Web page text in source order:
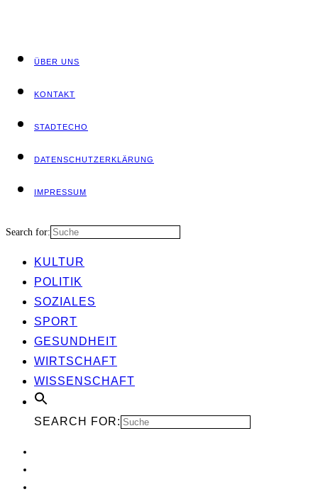
ÜBER UNS
KON­TAKT
STADT­ECHO
DATEN­SCHUTZ­ER­KLÄ­RUNG
IMPRES­SUM
Search for:
KUL­TUR
POLI­TIK
SOZIA­LES
SPORT
GESUND­HEIT
WIRT­SCHAFT
WIS­SEN­SCHAFT
SEARCH FOR: